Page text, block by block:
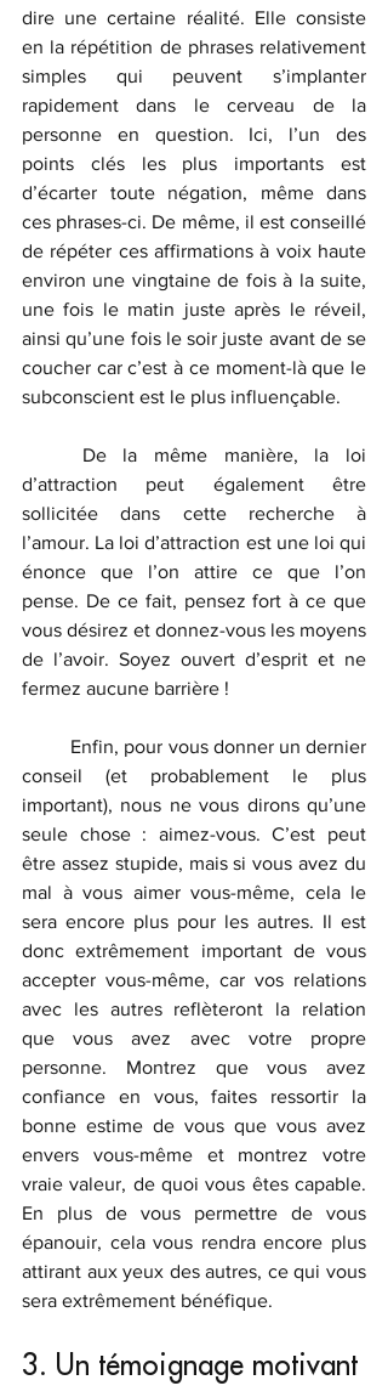
dire une certaine réalité. Elle consiste
en la répétition de phrases relativement
simples qui peuvent s’implanter
rapidement dans le cerveau de la
personne en question. Ici, l’un des
points clés les plus importants est
d’écarter toute négation, même dans
ces phrases-ci. De même, il est conseillé
de répéter ces affirmations à voix haute
environ une vingtaine de fois à la suite,
une fois le matin juste après le réveil,
ainsi qu’une fois le soir juste avant de se
coucher car c’est à ce moment-là que le
subconscient est le plus influençable.
d’attraction peut également être
sollicitée dans cette recherche à
l’amour. La loi d’attraction est une loi qui
énonce que l’on attire ce que l’on
pense. De ce fait, pensez fort à ce que
vous désirez et donnez-vous les moyens
de l’avoir. Soyez ouvert d’esprit et ne
fermez aucune barrière !
conseil (et probablement le plus
important), nous ne vous dirons qu’une
seule chose : aimez-vous. C’est peut
être assez stupide, mais si vous avez du
mal à vous aimer vous-même, cela le
sera encore plus pour les autres. Il est
donc extrêmement important de vous
accepter vous-même, car vos relations
avec les autres reflèteront la relation
que vous avez avec votre propre
personne. Montrez que vous avez
confiance en vous, faites ressortir la
bonne estime de vous que vous avez
envers vous-même et montrez votre
vraie valeur, de quoi vous êtes capable.
En plus de vous permettre de vous
épanouir, cela vous rendra encore plus
attirant aux yeux des autres, ce qui vous
sera extrêmement bénéfique.
3. Un témoignage motivant